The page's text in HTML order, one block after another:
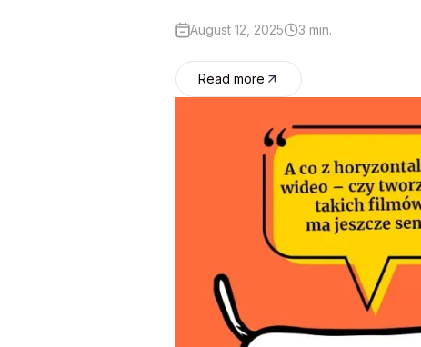
August 12, 2025 3 min.
Read more